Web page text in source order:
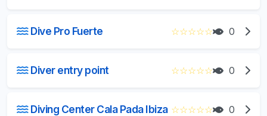
Dive Pro Fuerte ☆☆☆☆☆ 0
Diver entry point ☆☆☆☆☆ 0
Diving Center Cala Pada Ibiza ☆☆☆☆☆ 0